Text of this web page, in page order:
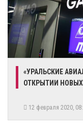
«УРАЛЬСКИЕ
ОТКРЫТИИ
12 февраля 2020,